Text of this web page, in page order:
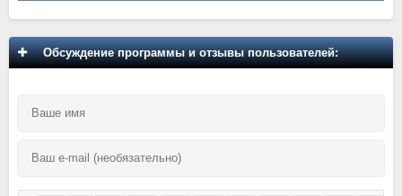
Обсуждение программы и отзывы пользователей: